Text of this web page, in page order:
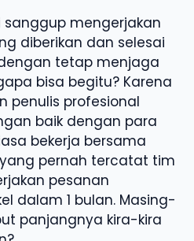
mengerjakan
diberikan dan selesai
tetap menjaga
bisa begitu? Karena
penulis profesional
baik dengan para
bekerja bersama
yang pernah tercatat tim
pesanan
dalam 1 bulan. Masing-
panjangnya kira-kira